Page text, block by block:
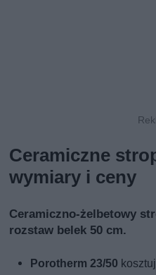
Ceramiczne
wymiary i ceny
Ceramiczno-żelbetowy
rozstaw belek 50 cm.
Porotherm 23/50